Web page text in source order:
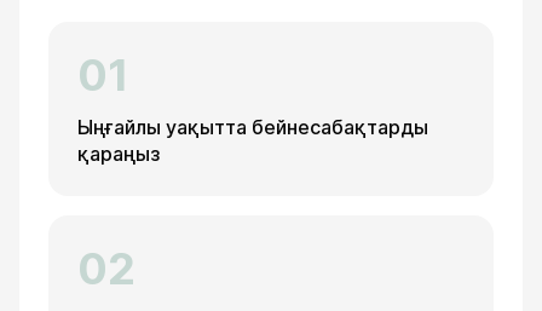
01
Ыңғайлы уақытта бейнесабақтарды
қараңыз
02